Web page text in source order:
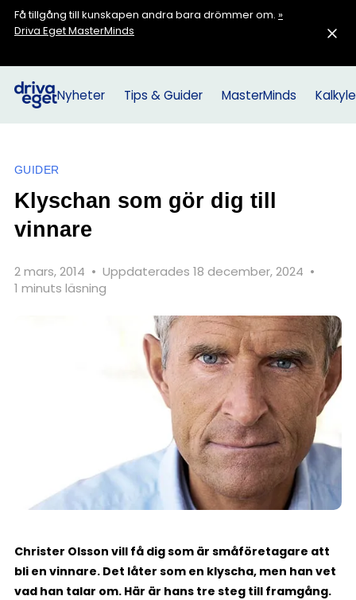
Få tillgång till kunskapen andra bara drömmer om. »
Driva Eget MasterMinds
Nyheter Tips & Guider MasterMinds
GUIDER
Klyschan som gör dig till
vinnare
2 mars, 2014 • Uppdaterades 18 december, 2024 •
1 minuts läsning
Christer Olsson vill få dig som är småföretagare att
bli en vinnare. Det låter som en klyscha, men han vet
vad han talar om. Här är hans tre steg till framgång.